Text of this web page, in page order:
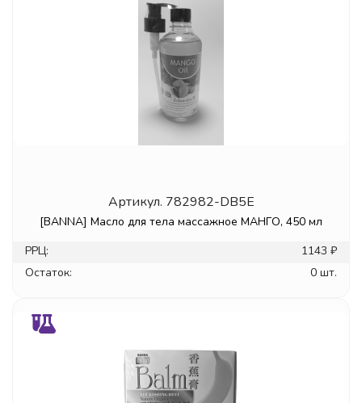
Артикул. 782982-DB5E
[BANNA] Масло для тела массажное МАНГО, 450 мл
РРЦ:
1143 ₽
Остаток:
0 шт.